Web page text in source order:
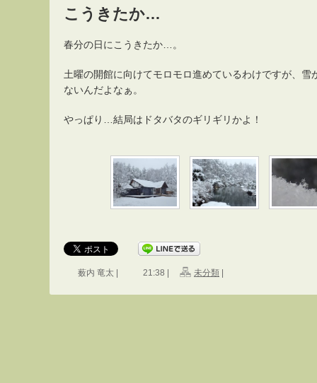
こうきたか…
春分の日にこうきたか…。
土曜の開館に向けてモロモロ進めているわけですが、雪
ないんだよなぁ。
やっぱり…結局はドタバタのギリギリかよ！
薮内 竜太 | 21:38 | 未分類